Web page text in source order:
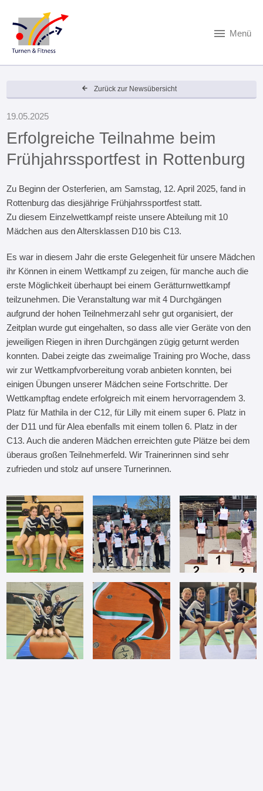
Menü
Zurück zur Newsübersicht
19.05.2025
Erfolgreiche Teilnahme beim
Frühjahrssportfest in Rottenburg
Zu Beginn der Osterferien, am Samstag, 12. April 2025, fand in
Rottenburg das diesjährige Frühjahrssportfest statt.
Zu diesem Einzelwettkampf reiste unsere Abteilung mit 10
Mädchen aus den Altersklassen D10 bis C13.
Es war in diesem Jahr die erste Gelegenheit für unsere Mädchen
ihr Können in einem Wettkampf zu zeigen, für manche auch die
erste Möglichkeit überhaupt bei einem Gerätturnwettkampf
teilzunehmen. Die Veranstaltung war mit 4 Durchgängen
aufgrund der hohen Teilnehmerzahl sehr gut organisiert, der
Zeitplan wurde gut eingehalten, so dass alle vier Geräte von den
jeweiligen Riegen in ihren Durchgängen zügig geturnt werden
konnten. Dabei zeigte das zweimalige Training pro Woche, dass
wir zur Wettkampfvorbereitung vorab anbieten konnten, bei
einigen Übungen unserer Mädchen seine Fortschritte. Der
Wettkampftag endete erfolgreich mit einem hervorragendem 3.
Platz für Mathila in der C12, für Lilly mit einem super 6. Platz in
der D11 und für Alea ebenfalls mit einem tollen 6. Platz in der
C13. Auch die anderen Mädchen erreichten gute Plätze bei dem
überaus großen Teilnehmerfeld. Wir Trainerinnen sind sehr
zufrieden und stolz auf unsere Turnerinnen.